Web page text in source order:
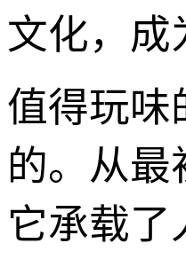
文化，成
值得玩味
的。从
它承载了